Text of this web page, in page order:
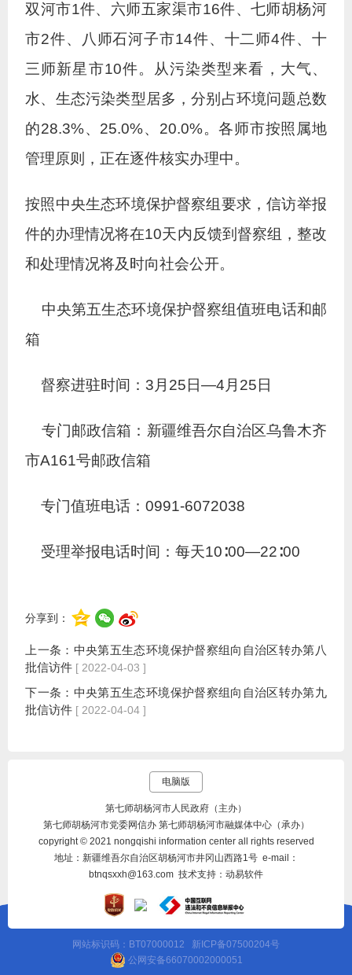
双河市1件、六师五家渠市16件、七师胡杨河
市2件、八师石河子市14件、十二师4件、十
三师新星市10件。从污染类型来看，大气、
水、生态污染类型居多，分别占环境问题总数
的28.3%、25.0%、20.0%。各师市按照属地
管理原则，正在逐件核实办理中。
按照中央生态环境保护督察组要求，信访举报
件的办理情况将在10天内反馈到督察组，整改
和处理情况将及时向社会公开。
中央第五生态环境保护督察组值班电话和邮
箱
督察进驻时间：3月25日—4月25日
专门邮政信箱：新疆维吾尔自治区乌鲁木齐
市A161号邮政信箱
专门值班电话：0991-6072038
受理举报电话时间：每天10∶00—22∶00
分享到：
上一条： 中央第五生态环境保护督察组向自治区转办第八
批信访件 [ 2022-04-03 ]
下一条： 中央第五生态环境保护督察组向自治区转办第九
批信访件 [ 2022-04-04 ]
电脑版
第七师胡杨河市人民政府（主办）
第七师胡杨河市党委网信办 第七师胡杨河市融媒体中心（承办）
copyright © 2021 nongqishi information center all rights reserved
地址：新疆维吾尔自治区胡杨河市井冈山西路1号 e-mail：
btnqsxxh@163.com 技术支持：动易软件
网站标识码：BT07000012 新ICP备07500204号
公网安备66070002000051